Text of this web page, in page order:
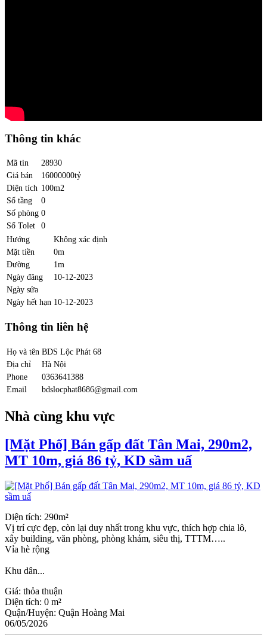
Thông tin khác
Mã tin
28930
Giá bán
16000000tỷ
Diện tích 100m2
Số tầng
0
Số phòng 0
Số Tolet
0
Hướng
Không xác định
Mặt tiền
0m
Đường
1m
Ngày đăng
10-12-2023
Ngày sửa
Ngày hết hạn 10-12-2023
Thông tin liên hệ
Họ và tên BDS Lộc Phát 68
Địa chỉ
Hà Nội
Phone
0363641388
Email
bdslocphat8686@gmail.com
Nhà cùng khu vực
[Mặt Phố] Bán gấp đất Tân Mai, 290m2,
MT 10m, giá 86 tỷ, KD sầm uấ
Diện tích: 290m²
Vị trí cực đẹp, còn lại duy nhất trong khu vực, thích hợp chia lô,
xây building, văn phòng, phòng khám, siêu thị, TTTM…..
Vỉa hè rộng
Khu dân...
Giá: thỏa thuận
Diện tích: 0 m²
Quận/Huyện: Quận Hoàng Mai
06/05/2026